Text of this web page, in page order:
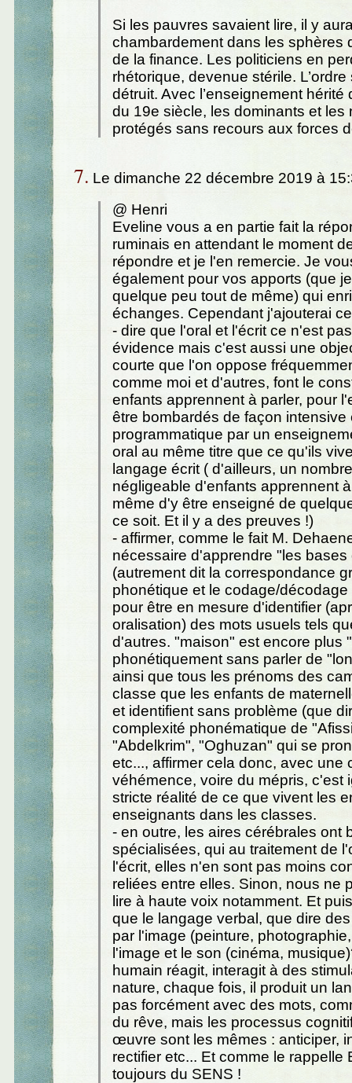
Si les pauvres savaient lire, il y
chambardement dans les sphères
de la finance. Les politiciens en
rhétorique, devenue stérile.
détruit. Avec l’enseignement hérité
du 19e siècle, les dominants et les
protégés sans recours aux forces
7. Le dimanche 22 décembre 2019 à
@ Henri
Eveline vous a en partie fait la
ruminais en attendant le moment
répondre et je l'en remercie. Je
également pour vos apports (que
quelque peu tout de même) qui
échanges. Cependant j'ajouterai
- dire que l'oral et l'écrit ce n'est
évidence mais c'est aussi une
courte que l'on oppose
comme moi et d'autres, font le
enfants apprennent à parler, pour
être bombardés de façon intensive
programmatique par un
oral au même titre que ce qu'ils
langage écrit ( d'ailleurs, un
négligeable d'enfants apprennent
même d'y être enseigné de
ce soit. Et il y a des preuves !)
- affirmer, comme le fait M.
nécessaire d'apprendre "les bases
(autrement dit la correspondance
phonétique et le codage/décodage
pour être en mesure d'identifier
oralisation) des mots usuels tels
d'autres. "maison" est encore plus
phonétiquement sans parler de
ainsi que tous les prénoms des
classe que les enfants de
et identifient sans problème (que
complexité phonématique de
"Abdelkrim", "Oghuzan" qui se
etc..., affirmer cela donc, avec une
véhémence, voire du mépris, c'est
stricte réalité de ce que vivent les
enseignants dans les classes.
- en outre, les aires cérébrales ont
spécialisées, qui au traitement de
l'écrit, elles n'en sont pas moins
reliées entre elles. Sinon, nous ne
lire à haute voix notamment. Et
que le langage verbal, que dire
par l'image (peinture,
l'image et le son (cinéma,
humain réagit, interagit à des
nature, chaque fois, il produit un
pas forcément avec des mots,
du rêve, mais les processus
œuvre sont les mêmes : anticiper,
rectifier etc... Et comme le rappelle
toujours du SENS !